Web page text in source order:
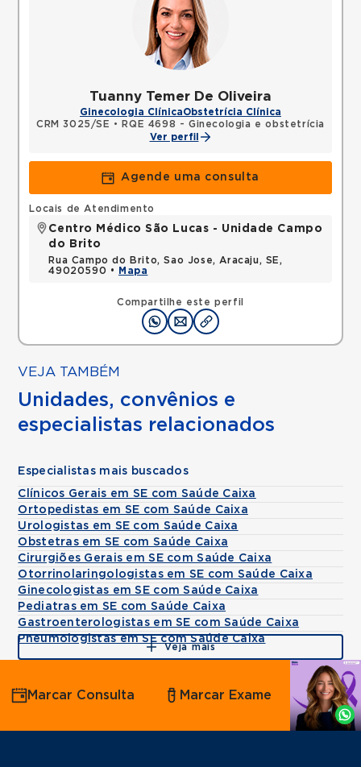
Tuanny Temer De Oliveira
Ginecologia ClínicaObstetrícia Clínica
CRM 3025/SE •
RQE 4698 - Ginecologia e obstetrícia
Ver perfil
Agende uma consulta
Compartilhe este perfil
Locais de Atendimento
Centro Médico São Lucas - Unidade Campo
do Brito
Rua Campo do Brito, Sao Jose, Aracaju, SE,
49020590 •
Mapa
VEJA TAMBÉM
Unidades, convênios e
especialistas relacionados
Especialistas mais buscados
Clínicos Gerais em SE com Saúde Caixa
Ortopedistas em SE com Saúde Caixa
Urologistas em SE com Saúde Caixa
Obstetras em SE com Saúde Caixa
Cirurgiões Gerais em SE com Saúde Caixa
Otorrinolaringologistas em SE com Saúde Caixa
Ginecologistas em SE com Saúde Caixa
Pediatras em SE com Saúde Caixa
Gastroenterologistas em SE com Saúde Caixa
Pneumologistas em SE com Saúde Caixa
Veja mais
Agende
por
Whatsapp
Marcar Consulta Marcar Exame